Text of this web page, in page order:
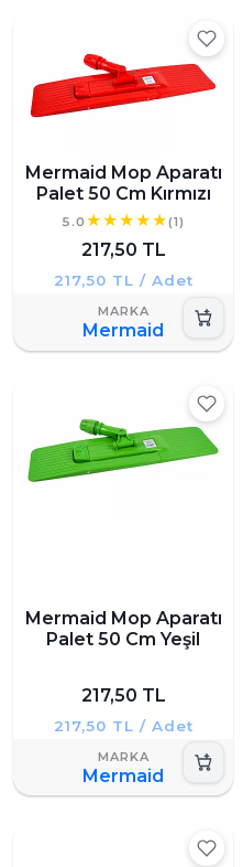
Mermaid Mop Aparatı
Palet 50 Cm Kırmızı
5.0 (1)
217,50 TL
217,50 TL / Adet
Mermaid
Mermaid Mop Aparatı
Palet 50 Cm Yeşil
217,50 TL
217,50 TL / Adet
Mermaid